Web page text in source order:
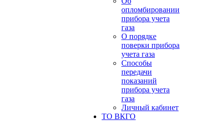
опломбировании
прибора учета
газа
О порядке
поверки прибора
учета газа
Способы
передачи
показаний
прибора учета
газа
Личный кабинет
ТО ВКГО